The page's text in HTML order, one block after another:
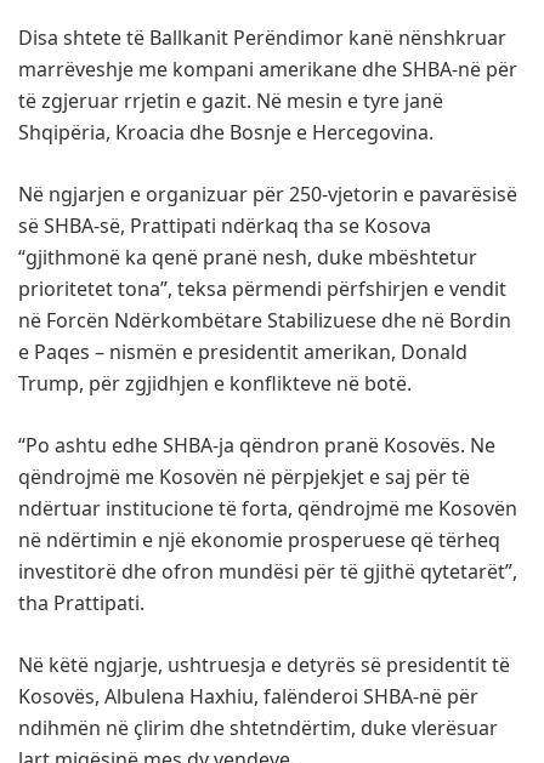
Disa shtete të Ballkanit Perëndimor kanë nënshkruar
marrëveshje me kompani amerikane dhe SHBA-në për
të zgjeruar rrjetin e gazit. Në mesin e tyre janë
Shqipëria, Kroacia dhe Bosnje e Hercegovina.
Në ngjarjen e organizuar për 250-vjetorin e pavarësisë
së SHBA-së, Prattipati ndërkaq tha se Kosova
“gjithmonë ka qenë pranë nesh, duke mbështetur
prioritetet tona”, teksa përmendi përfshirjen e vendit
në Forcën Ndërkombëtare Stabilizuese dhe në Bordin
e Paqes – nismën e presidentit amerikan, Donald
Trump, për zgjidhjen e konflikteve në botë.
“Po ashtu edhe SHBA-ja qëndron pranë Kosovës. Ne
qëndrojmë me Kosovën në përpjekjet e saj për të
ndërtuar institucione të forta, qëndrojmë me Kosovën
në ndërtimin e një ekonomie prosperuese që tërheq
investitorë dhe ofron mundësi për të gjithë qytetarët”,
tha Prattipati.
Në këtë ngjarje, ushtruesja e detyrës së presidentit të
Kosovës, Albulena Haxhiu, falënderoi SHBA-në për
ndihmën në çlirim dhe shtetndërtim, duke vlerësuar